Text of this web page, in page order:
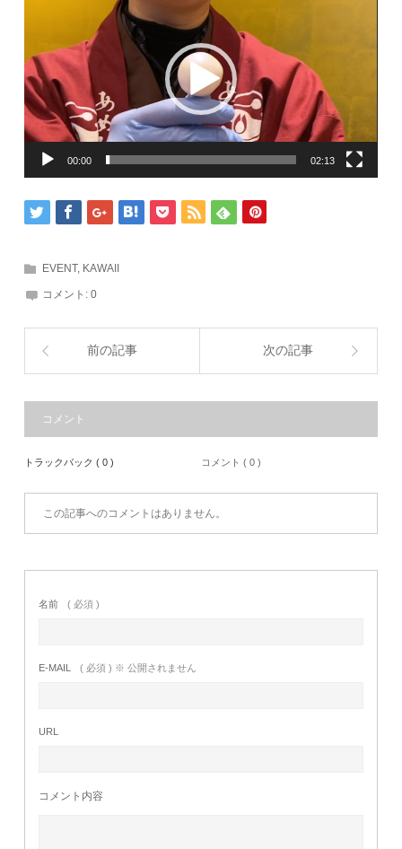
ー
00:00 02:13
EVENT, KAWAII
コメント:0
前の記事 次の記事
コメント
トラックバック ( 0 ) コメント ( 0 )
この記事へのコメントはありません。
名前 ( 必須 )
E-MAIL ( 必須 ) ※ 公開されません
URL
コメント内容